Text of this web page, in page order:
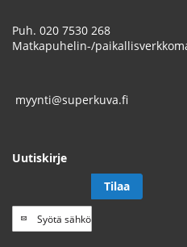
Puh. 020 7530 268
Matkapuhelin-/
myynti@superkuva.fi
Uutiskirje
Tilaa
uutiskirje
Tilaa